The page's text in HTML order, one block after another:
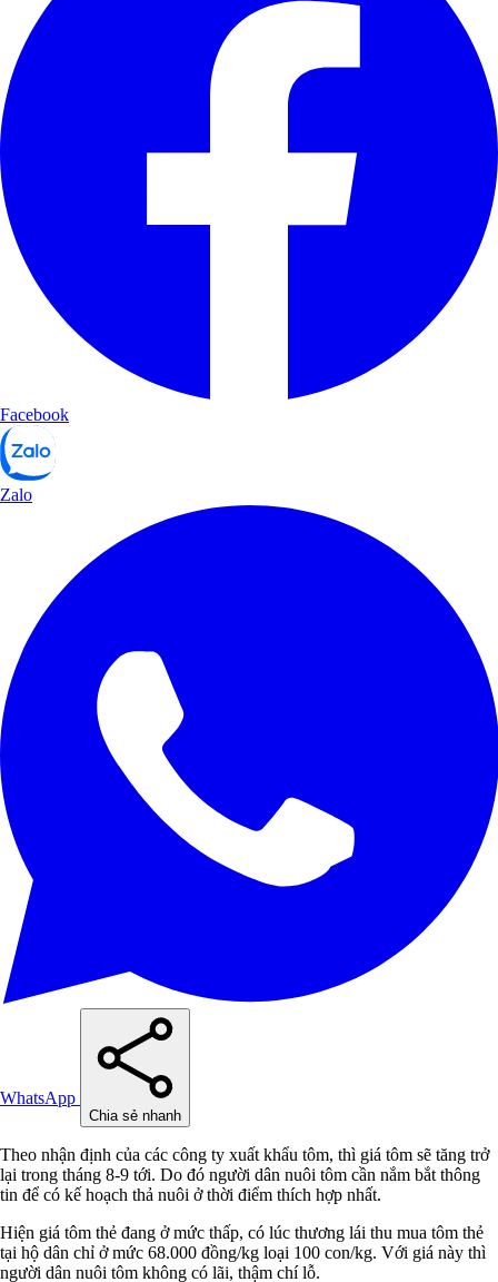
Facebook
Zalo
WhatsApp
Chia sẻ nhanh
Theo nhận định của các công ty xuất khẩu tôm, thì giá tôm sẽ tăng trở
lại trong tháng 8-9 tới. Do đó người dân nuôi tôm cần nắm bắt thông
tin để có kế hoạch thả nuôi ở thời điểm thích hợp nhất.
Hiện giá tôm thẻ đang ở mức thấp, có lúc thương lái thu mua tôm thẻ
tại hộ dân chỉ ở mức 68.000 đồng/kg loại 100 con/kg. Với giá này thì
người dân nuôi tôm không có lãi, thậm chí lỗ.